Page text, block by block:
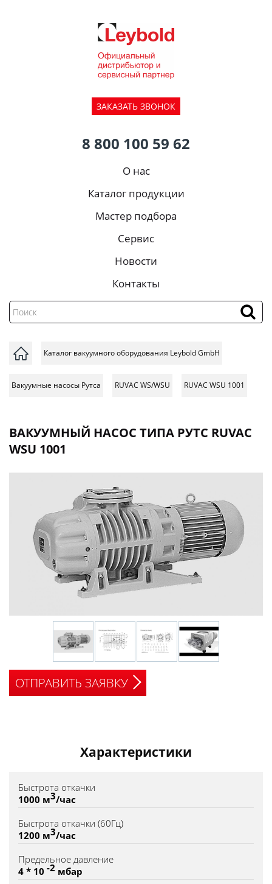
ЗАКАЗАТЬ ЗВОНОК
8 800 100 59 62
О нас
Каталог продукции
Мастер подбора
Сервис
Новости
Контакты
Каталог вакуумного оборудования Leybold GmbH
Вакуумные насосы Рутса RUVAC WS/WSU RUVAC WSU 1001
ВАКУУМНЫЙ НАСОС ТИПА РУТС RUVAC
WSU 1001
ОТПРАВИТЬ ЗАЯВКУ
Характеристики
Быстрота откачки
1000 м3/час
Быстрота откачки (60Гц)
1200 м3/час
Предельное давление
4 * 10 -2 мбар